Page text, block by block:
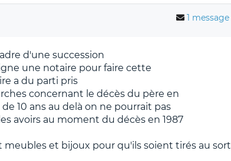
1 message
d'une succession
une notaire pour faire cette
a du parti pris
concernant le décès du père en
10 ans au delà on ne pourrait pas
avoirs au moment du décès en 1987
meubles et bijoux pour qu'ils soient tirés au sort